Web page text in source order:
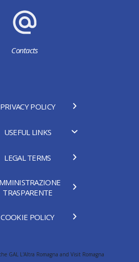
Contacts
PRIVACY POLICY
USEFUL LINKS
LEGAL TERMS
TRASPARENTE
COOKIE POLICY
GAL L'Altra Romagna and Visit Romagna